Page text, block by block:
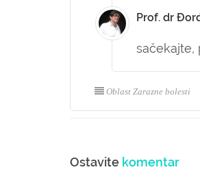
Prof. dr
sačekajte,
Oblast Zarazne bolesti
Ostavite komentar